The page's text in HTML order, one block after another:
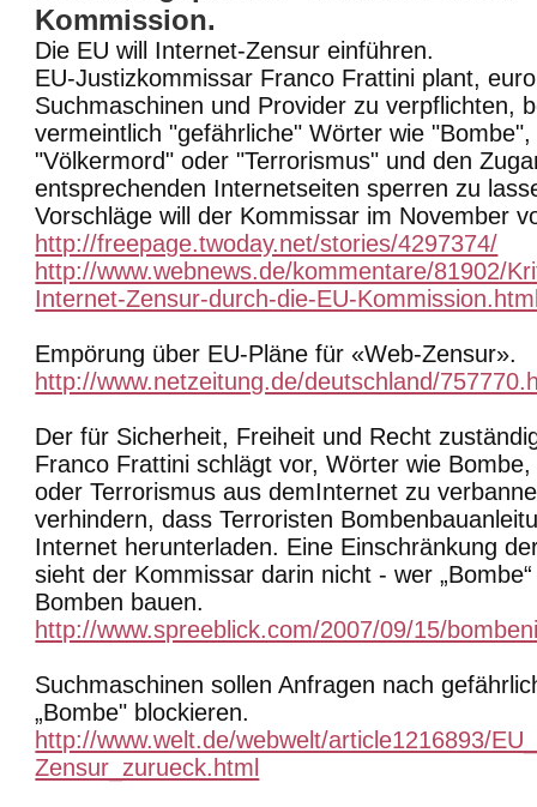
Kommission.
Die EU will Internet-Zensur einführen.
EU-Justizkommissar Franco Frattini plant,
Suchmaschinen und Provider zu verpflichten,
vermeintlich "gefährliche" Wörter wie
"Völkermord" oder "Terrorismus" und den
entsprechenden Internetseiten sperren zu
Vorschläge will der Kommissar im November
http://freepage.twoday.net/stories/4297374/
http://www.webnews.de/kommentare/81902/
Internet-Zensur-durch-die-EU-
Empörung über EU-Pläne für «Web-Zensur».
http://www.netzeitung.de/deutschland/
Der für Sicherheit, Freiheit und Recht
Franco Frattini schlägt vor, Wörter wie
oder Terrorismus aus demInternet zu
verhindern, dass Terroristen
Internet herunterladen. Eine Einschränkung
sieht der Kommissar darin nicht - wer
Bomben bauen.
http://www.spreeblick.com/2007/09/15/
Suchmaschinen sollen Anfragen nach
„Bombe" blockieren.
http://www.welt.de/webwelt/article1216893/
Zensur_zurueck.html